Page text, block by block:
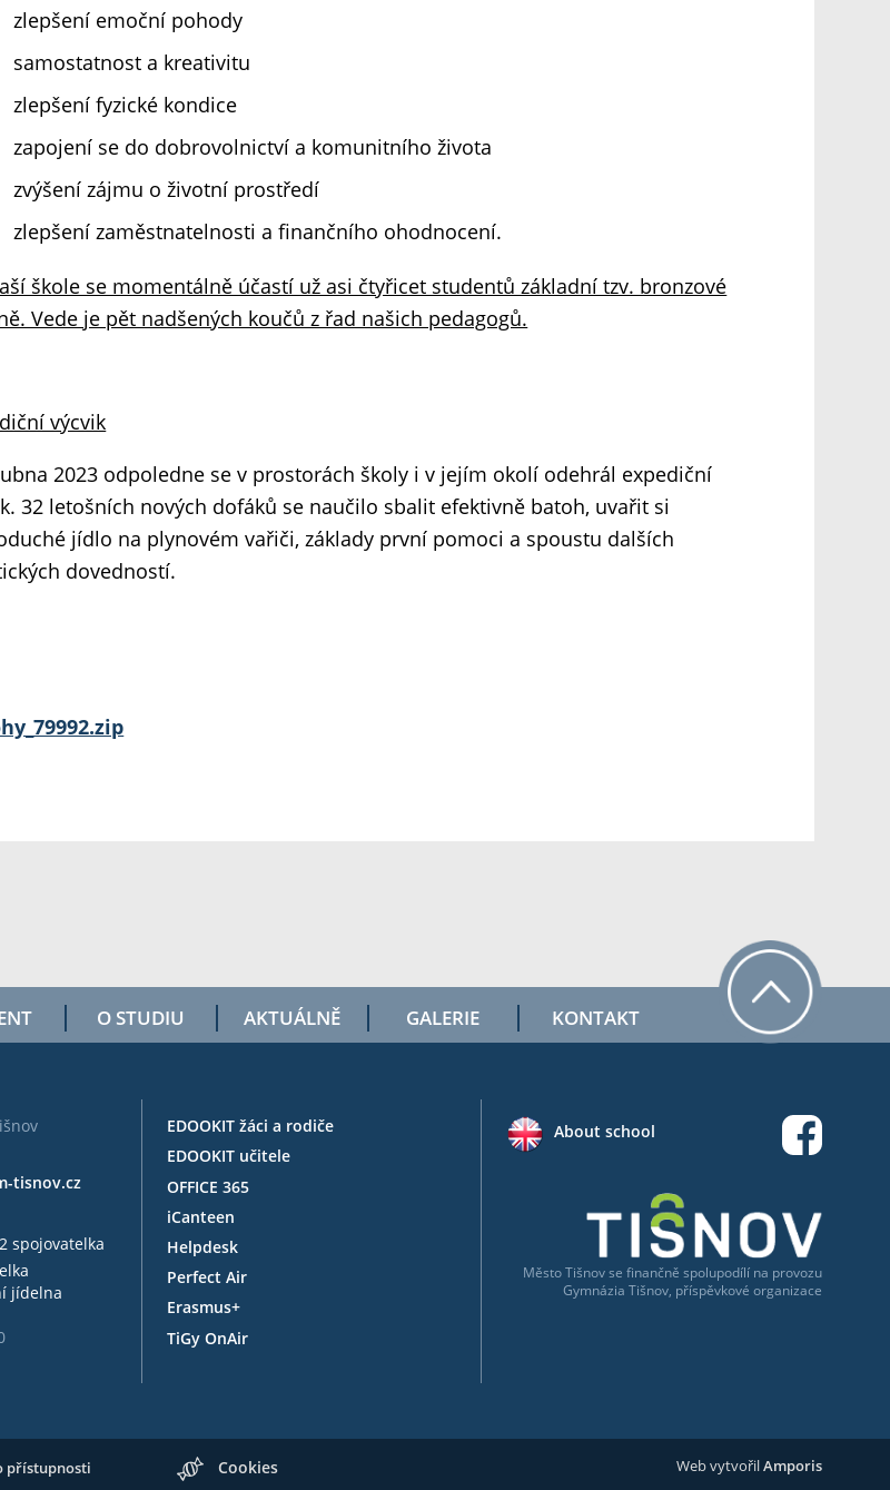
zlepšení emoční pohody
samostatnost a kreativitu
zlepšení fyzické kondice
zapojení se do dobrovolnictví a komunitního života
zvýšení zájmu o životní prostředí
zlepšení zaměstnatelnosti a finančního ohodnocení.
škole se momentálně účastí už asi čtyřicet studentů základní tzv. bronzové
Vede je pět nadšených koučů z řad našich pedagogů.
výcvik
2023 odpoledne se v prostorách školy i v jejím okolí odehrál expediční
32 letošních nových dofáků se naučilo sbalit efektivně batoh, uvařit si
jídlo na plynovém vařiči, základy první pomoci a spoustu dalších
dovedností.
O STUDIU AKTUÁLNĚ GALERIE KONTAKT
tisnov.cz
spojovatelka
jídelna
EDOOKIT žáci a rodiče
EDOOKIT učitele
OFFICE 365
iCanteen
Helpdesk
Perfect Air
Erasmus+
TiGy OnAir
About school
Město Tišnov se finančně spolupodílí na provozu
Gymnázia Tišnov, příspěvkové organizace
přístupnosti Cookies Web vytvořilAmporis